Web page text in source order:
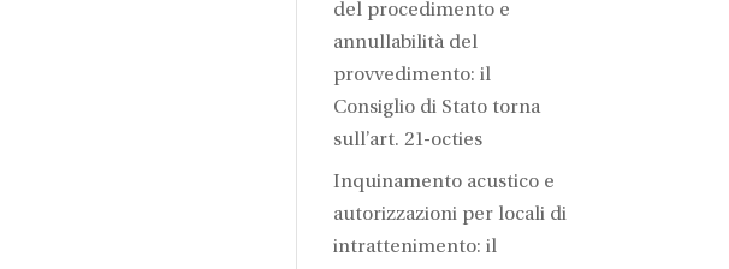
del procedimento e
annullabilità del
provvedimento: il
Consiglio di Stato torna
sull’art. 21-octies
Inquinamento acustico e
autorizzazioni per locali di
intrattenimento: il